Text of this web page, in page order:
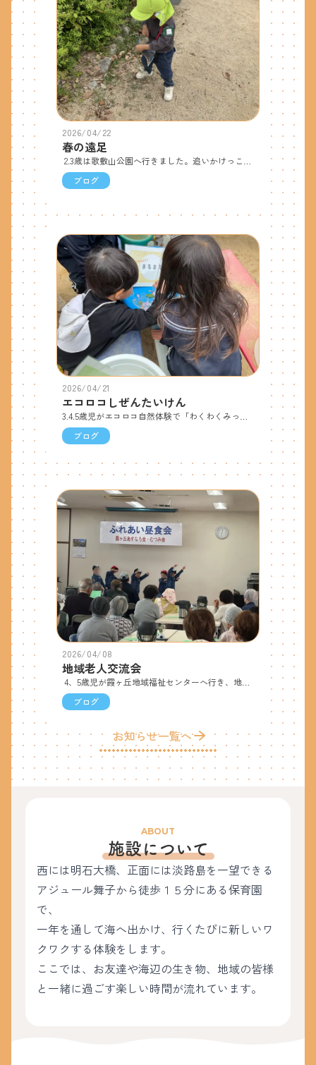
2026/04/22
春の遠足
ブログ
2026/04/21
エコロコしぜんたいけん
ブログ
2026/04/08
地域老人交流会
ブログ
お知らせ一覧へ
ABOUT
施設について
西には明石大橋、正面には淡路島を一望できる
アジュール舞子から徒歩１５分にある保育園
で、
一年を通して海へ出かけ、行くたびに新しいワ
クワクする体験をします。
ここでは、お友達や海辺の生き物、地域の皆様
と一緒に過ごす楽しい時間が流れています。